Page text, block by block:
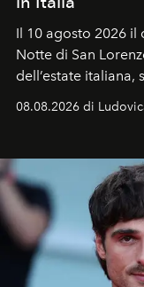
Il 10 agosto 2026 il
Notte di San
dell’estate italiana,
Sarà il momento
celeste per
all’universo i
08.08.2026 di